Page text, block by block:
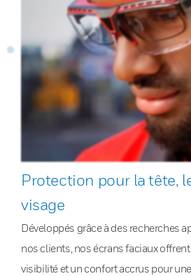
Protection pour la tête,
visage
Développés grâce à des recherches
nos clients, nos écrans faciaux
visibilité et un confort accrus pour